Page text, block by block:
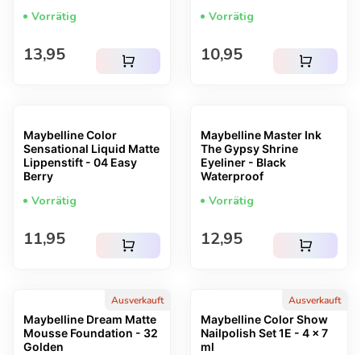
Vorrätig
Regulärer Preis
13,95 shopping_cart
Vorrätig
Regulärer Preis
10,95 shopping_cart
Maybelline Color
Sensational Liquid Matte
Lippenstift - 04 Easy
Berry
Vorrätig
Regulärer Preis
11,95 shopping_cart
Maybelline Master Ink
The Gypsy Shrine
Eyeliner - Black
Waterproof
Vorrätig
Regulärer Preis
12,95 shopping_cart
Ausverkauft
Maybelline Dream Matte
Mousse Foundation - 32
Golden
Ausverkauft
Maybelline Color Show
Nailpolish Set 1E - 4 x 7
ml